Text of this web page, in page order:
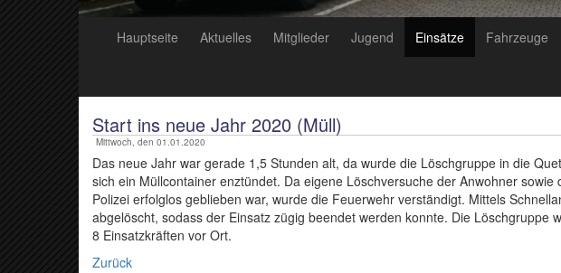
Hauptseite Aktuelles Mitglieder Jugend Einsätze Fahrzeuge
Start ins neue Jahr 2020 (Müll)
Mittwoch, den 01.01.2020
Das neue Jahr war gerade 1,5 Stunden alt, da wurde die Löschgruppe in die
sich ein Müllcontainer enztündet. Da eigene Löschversuche der Anwohner sowie
Polizei erfolglos geblieben war, wurde die Feuerwehr verständigt. Mittels
abgelöscht, sodass der Einsatz zügig beendet werden konnte. Die Löschgruppe
8 Einsatzkräften vor Ort.
Zurück